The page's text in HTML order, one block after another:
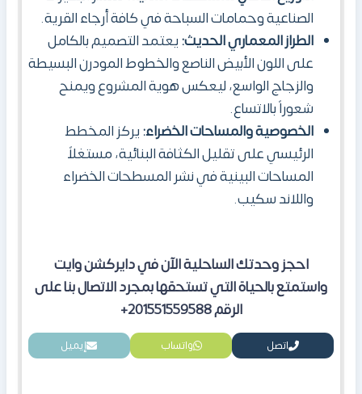
الصناعية وحمامات السباحة في كافة أرجاء القرية.
الطراز المعماري الحديث:يعتمد التصميم بالكامل
على اللون الأبيض الناصع والخطوط المودرن البسيطة
والزجاج الواسع، ليعكس هوية المشروع ويمنح
شعوراً بالاتساع.
الخصوصية والمساحات الخضراء:يركز المخطط
الرئيسي على تقليل الكثافة البنائية، مستغلاً
المساحات البينية في نشر المسطحات الخضراء
واللاند سكيب.
احجز وحدتك الساحلية الآن في دايركشن وايت
واستمتع بالحياة التي تستحقها بمجرد الاتصال بنا على
الرقم 201551559588+
اتصل واتساب إيميل